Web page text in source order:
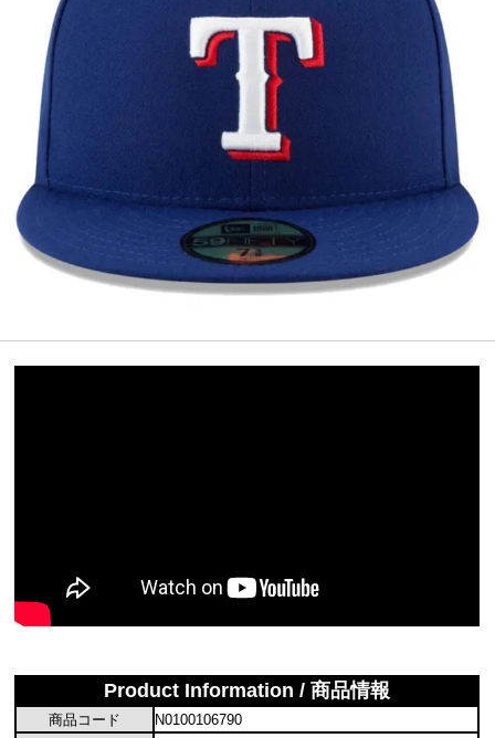
Product Information / 商品情報
商品コード N0100106790